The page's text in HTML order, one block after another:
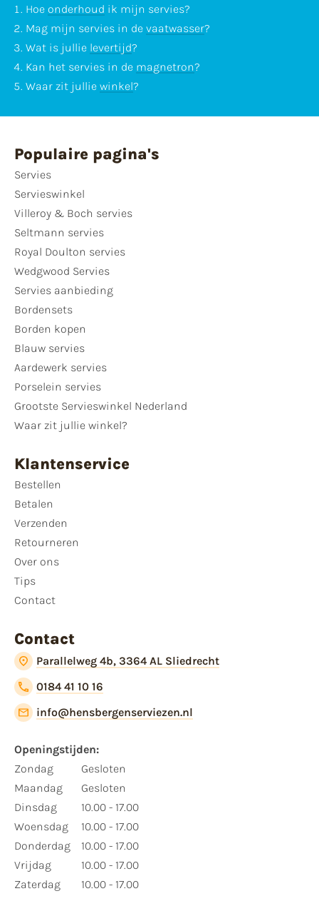
Hoe onderhoud ik mijn servies?
Mag mijn servies in de vaatwasser?
Wat is jullie levertijd?
Kan het servies in de magnetron?
Waar zit jullie winkel?
Populaire pagina's
Servies
Servieswinkel
Villeroy & Boch servies
Seltmann servies
Royal Doulton servies
Wedgwood Servies
Servies aanbieding
Bordensets
Borden kopen
Blauw servies
Aardewerk servies
Porselein servies
Grootste Servieswinkel Nederland
Waar zit jullie winkel?
Klantenservice
Bestellen
Betalen
Verzenden
Retourneren
Over ons
Tips
Contact
Contact
Parallelweg 4b, 3364 AL Sliedrecht
0184 41 10 16
info@hensbergenserviezen.nl
Openingstijden:
Zondag
Maandag
Dinsdag
Woensdag
Donderdag
Vrijdag
Zaterdag
Gesloten
Gesloten
10.00 - 17.00
10.00 - 17.00
10.00 - 17.00
10.00 - 17.00
10.00 - 17.00